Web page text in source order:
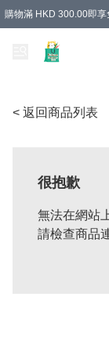
購物滿 HKD 300.00即
< 返回商品列表
很抱歉
無法在網站
請檢查商品